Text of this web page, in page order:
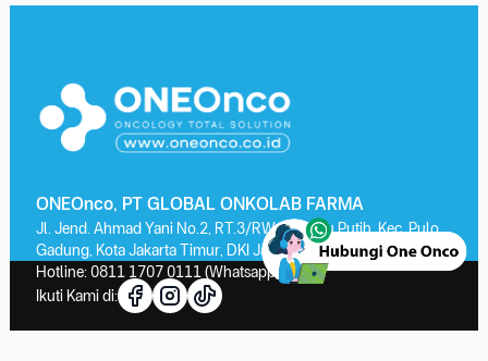
ONEOnco, PT GLOBAL ONKOLAB FARMA
Jl. Jend. Ahmad Yani No.2, RT.3/RW.13, Kayu Putih, Kec. Pulo
Gadung, Kota Jakarta Timur, DKI Jakarta 13210
Hotline: 0811 1707 0111 (Whatsapp)
Ikuti Kami di: